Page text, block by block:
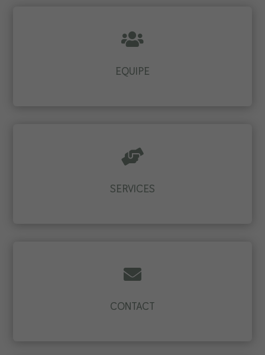

EQUIPE

SERVICES

CONTACT